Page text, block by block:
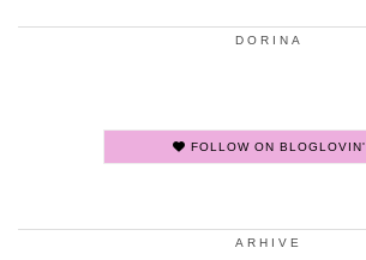
DORINA
FOLLOW ON BLOGLOVIN'
ARHIVE